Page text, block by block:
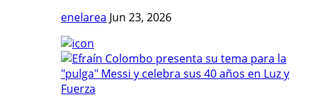
enelarea Jun 23, 2026